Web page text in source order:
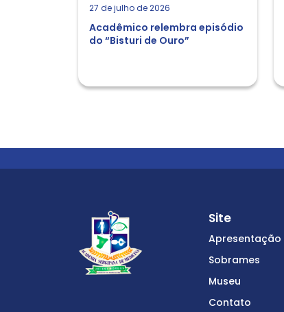
27 de julho de 2026
Acadêmico relembra episódio
do “Bisturi de Ouro”
Site
Apresentação
Sobrames
Museu
Contato